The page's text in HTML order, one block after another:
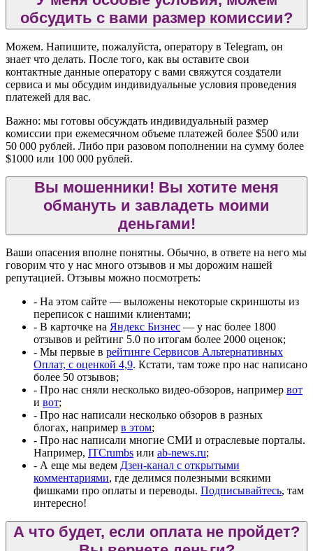
обсудить с вами размер комиссии?
Можем. Напишите, пожалуйста, оператору в Telegram, он
знает что делать. После того, как вы оставите свои
контактные данные оператору с вами свяжутся создатели
сервиса и мы обсудим индивидуальные условия проведения
платежей для вас.
Важно: мы готовы обсуждать индивидуальный размер
комиссии при ежемесячном объеме платежей более $500 или
50 000 рублей. Либо при разовом пополнении на сумму более
$1000 или 100 000 рублей.
Вы мошенники! Вы хотите меня
обмануть и завладеть моими
деньгами!
Ваши опасения вполне понятны. Обычно, в ответе на него мы
говорим что у нас много отзывов и мы дорожим нашей
репутацией. Отзывы можно посмотреть:
- На этом сайте — выложены некоторые скриншоты из
переписок с нашими клиентами;
- В карточке на Яндекс Бизнес — у нас более 1800
отзывов и рейтинг 5.0 по итогам более 2000 оценок;
- Мы первые в рейтинге Сервисов Альтернативных
Оплат, с оценкой 4,9. Кстати, там тоже про нас написано
более 50 отзывов;
- Про нас сняли несколько видео-обзоров, например вот
и вот;
- Про нас написали несколько обзоров в разных
блогах, например в этом;
- Про нас написали многие СМИ и отраслевые порталы.
Например, ITCrumbs или ab-news.ru;
- А еще мы ведем Дзен-канал с открытыми
комментариями, где делимся полезными всякими
фишками про оплаты и переводы. Подписывайтесь, там
интересно!
А что будет, если оплата не пройдет?